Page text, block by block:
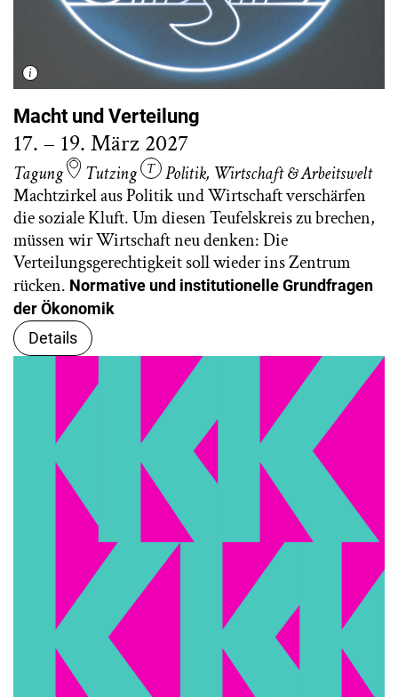
Macht und Verteilung
17. – 19. März 2027
Tagung Tutzing Politik, Wirtschaft & Arbeitswelt
Machtzirkel aus Politik und Wirtschaft verschärfen
die soziale Kluft. Um diesen Teufelskreis zu brechen,
müssen wir Wirtschaft neu denken: Die
Verteilungsgerechtigkeit soll wieder ins Zentrum
rücken. Normative und institutionelle Grundfragen
der Ökonomik
Details